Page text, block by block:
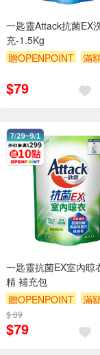
一匙靈Attack抗菌EX
充-1.5Kg
贈OPENPOINT
滿
$79
一匙靈抗菌EX室內晾
精 補充包
贈OPENPOINT
滿
贈$200
$ 89
$79